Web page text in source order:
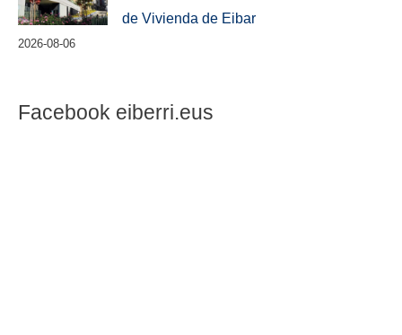
de Vivienda de Eibar
2026-08-06
Facebook eiberri.eus